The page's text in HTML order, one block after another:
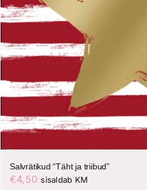
Salvrätikud “Täht ja triibud”
€4,50 sisaldab KM